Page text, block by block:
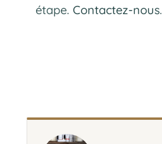
étape. Contactez-nous.